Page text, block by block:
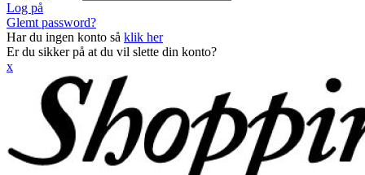
Log på
Glemt password?
Har du ingen konto så klik her
Er du sikker på at du vil slette din konto?
x